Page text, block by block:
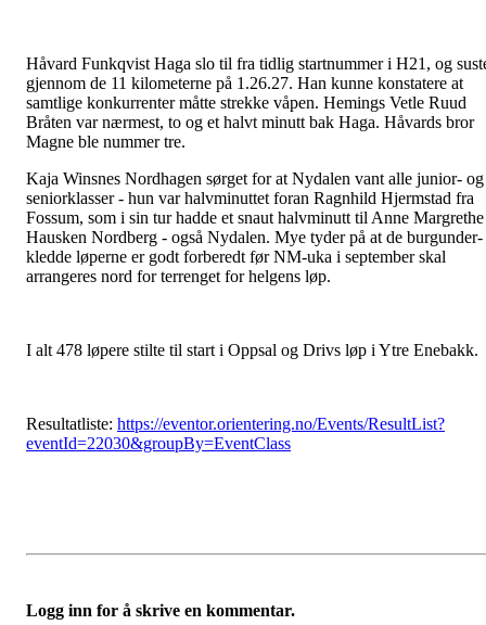
Håvard Funkqvist Haga slo til fra tidlig startnummer i H21, og
gjennom de 11 kilometerne på 1.26.27. Han kunne konstatere at
samtlige konkurrenter måtte strekke våpen. Hemings Vetle Ruud
Bråten var nærmest, to og et halvt minutt bak Haga. Håvards bror
Magne ble nummer tre.
Kaja Winsnes Nordhagen sørget for at Nydalen vant alle junior- og
seniorklasser - hun var halvminuttet foran Ragnhild Hjermstad fra
Fossum, som i sin tur hadde et snaut halvminutt til Anne Margrethe
Hausken Nordberg - også Nydalen. Mye tyder på at de burgunder-
kledde løperne er godt forberedt før NM-uka i september skal
arrangeres nord for terrenget for helgens løp.
I alt 478 løpere stilte til start i Oppsal og Drivs løp i Ytre Enebakk.
Resultatliste: https://eventor.orientering.no/Events/ResultList?
eventId=22030&groupBy=EventClass
Logg inn for å skrive en kommentar.